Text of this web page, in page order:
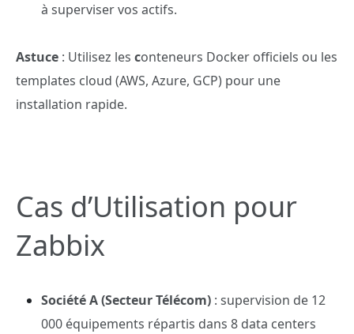
à superviser vos actifs.
Astuce : Utilisez les conteneurs Docker officiels ou les
templates cloud (AWS, Azure, GCP) pour une
installation rapide.
Cas d’Utilisation pour
Zabbix
Société A (Secteur Télécom) : supervision de 12
000 équipements répartis dans 8 data centers